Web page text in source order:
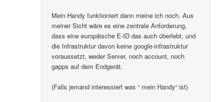
Mein Handy funktioniert dann meine ich noch. Aus
meiner Sicht wäre es eine zentrale Anforderung,
dass eine europäische E-ID das auch überlebt, und
die Infrastruktur davon keine google-infrastruktur
voraussetzt, weder Server, noch account, noch
gapps auf dem Endgerät.
(Falls jemand interessiert was “ mein Handy“ ist)